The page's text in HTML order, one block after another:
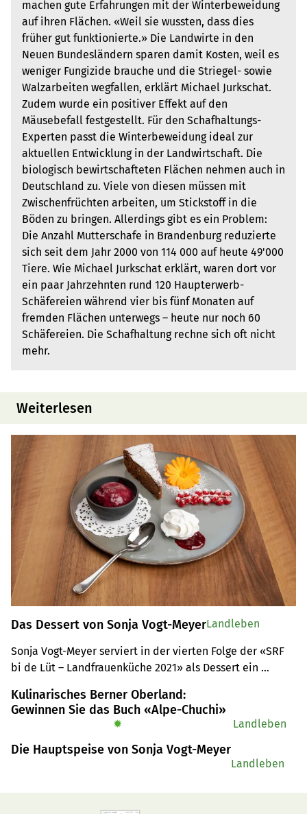
machen gute Erfahrungen mit der Winterbeweidung
auf ihren Flächen. «Weil sie wussten, dass dies
früher gut funktionierte.» Die Landwirte in den
Neuen Bundesländern sparen damit Kosten, weil es
weniger Fungizide brauche und die Striegel- sowie
Walzarbeiten wegfallen, erklärt Michael Jurkschat.
Zudem wurde ein positiver Effekt auf den
Mäusebefall festgestellt. Für den Schafhaltungs-
Experten passt die Winterbeweidung ideal zur
aktuellen Entwicklung in der Landwirtschaft. Die
biologisch bewirtschafteten Flächen nehmen auch in
Deutschland zu. Viele von diesen müssen mit
Zwischenfrüchten arbeiten, um Stickstoff in die
Böden zu bringen. Allerdings gibt es ein Problem:
Die Anzahl Mutterschafe in Brandenburg reduzierte
sich seit dem Jahr 2000 von 114 000 auf heute 49'000
Tiere. Wie Michael Jurkschat erklärt, waren dort vor
ein paar Jahrzehnten rund 120 Haupterwerb-
Schäfereien während vier bis fünf Monaten auf
fremden Flächen unterwegs – heute nur noch 60
Schäfereien. Die Schafhaltung rechne sich oft nicht
mehr.
Weiterlesen
Das Dessert von Sonja Vogt-Meyer
Sonja Vogt-Meyer serviert in der vierten Folge der «SRF
bi de Lüt – Landfrauenküche 2021» als Dessert ein
und Holzofen-Meringue auf rotem Johannisbeerspiegel.
Hier gibt es das Rezept für vier Personen.
Landleben
Kulinarisches Berner Oberland:
Gewinnen Sie das Buch «Alpe-Chuchi»
✹ Landleben
Die Hauptspeise von Sonja Vogt-Meyer
Landleben